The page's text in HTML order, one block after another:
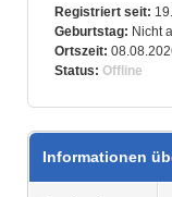
Registriert seit:
Geburtstag: Nicht
Ortszeit:
Status: Offline
Informationen